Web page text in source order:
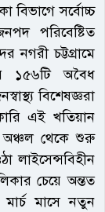
বিভাগে সর্বোচ্চ
পরিবেষ্টিত
নগরী চট্টগ্রামে
১৫৬টি অবৈধ
বিশেষজ্ঞরা
এই খতিয়ান
অঞ্চল থেকে শুরু
লাইসেন্সবিহীন
চেয়ে অন্তত
মাসে নতুন